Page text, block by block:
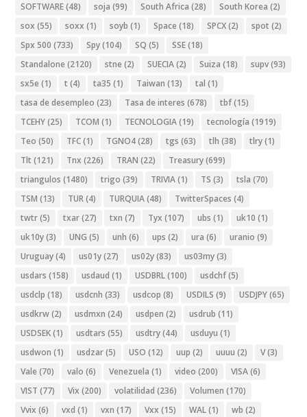
SOFTWARE(48) soja (99) South Africa (28) South Korea (2)
sox (55) soxx (1) soyb (1) Space (18) SPCX(2) spot (2)
Spx 500 (733) Spy(104) SQ (5) SSE(18)
Standalone (2120) stne (2) SUECIA(2) Suiza (18) supv(93)
sx5e (1) t (4) ta35 (1) Taiwan (13) tal (1)
tasa de desempleo (23) Tasa de interes (678) tbf(15)
TCEHY(25) TCOM (1) TECNOLOGIA(19) tecnología (1919)
Teo (50) TFC(1) TGNO4(28) tgs (63) tlh (38) tlry(1)
Tlt (121) Tnx (226) TRAN (22) Treasury(699)
triangulos (1480) trigo (39) TRIVIA(1) TS (3) tsla (70)
TSM (13) TUR(4) TURQUIA(48) TwitterSpaces (4)
twtr(5) txar(27) txn (7) Tyx (107) ubs (1) uk10 (1)
uk10y(3) UNG (5) unh (6) ups (2) ura (6) uranio (9)
Uruguay(4) us01y(27) us02y(83) us03my(3)
usdars (158) usdaud (1) USDBRL(100) usdchf(5)
usdclp (18) usdcnh (33) usdcop (8) USDILS (9) USDJPY(65)
usdkrw(2) usdmxn (24) usdpen (2) usdrub (11)
USDSEK(1) usdtars (55) usdtry(44) usduyu (1)
usdwon (1) usdzar(5) USO (12) uup (2) uuuu (2) V(3)
Vale (70) valo (6) Venezuela (1) video (200) VISA(6)
VIST (77) Vix (200) volatilidad (236) Volumen (170)
Vvix (6) vxd (1) vxn (17) Vxx (15) WAL(1) wb (2)